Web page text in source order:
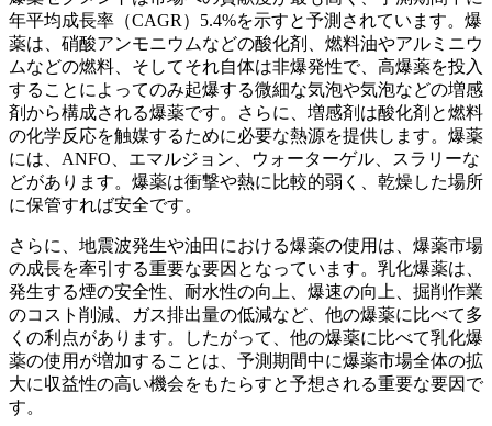
年平均成長率（CAGR）5.4%を示すと予測されています。爆
薬は、硝酸アンモニウムなどの酸化剤、燃料油やアルミニウ
ムなどの燃料、そしてそれ自体は非爆発性で、高爆薬を投入
することによってのみ起爆する微細な気泡や気泡などの増感
剤から構成される爆薬です。さらに、増感剤は酸化剤と燃料
の化学反応を触媒するために必要な熱源を提供します。爆薬
には、ANFO、エマルジョン、ウォーターゲル、スラリーな
どがあります。爆薬は衝撃や熱に比較的弱く、乾燥した場所
に保管すれば安全です。
さらに、地震波発生や油田における爆薬の使用は、爆薬市場
の成長を牽引する重要な要因となっています。乳化爆薬は、
発生する煙の安全性、耐水性の向上、爆速の向上、掘削作業
のコスト削減、ガス排出量の低減など、他の爆薬に比べて多
くの利点があります。したがって、他の爆薬に比べて乳化爆
薬の使用が増加することは、予測期間中に爆薬市場全体の拡
大に収益性の高い機会をもたらすと予想される重要な要因で
す。